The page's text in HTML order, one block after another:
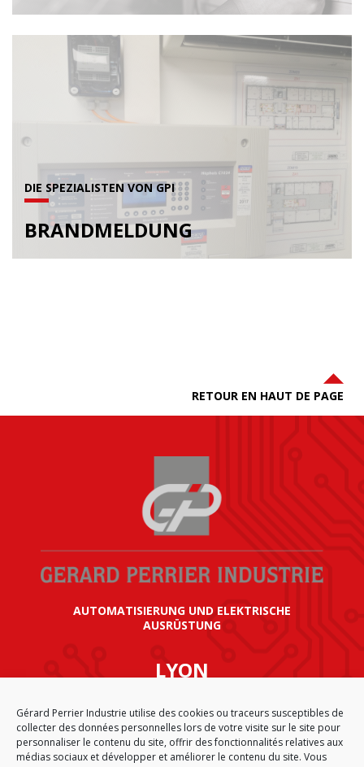
Gérard Perrier Industrie utilise des cookies ou traceurs susceptibles de
collecter des données personnelles lors de votre visite sur le site pour
personnaliser le contenu du site, offrir des fonctionnalités relatives aux
médias sociaux et développer et améliorer le contenu du site. Vous
DIE SPEZIALISTEN VON GPI
BRANDMELDUNG
RETOUR EN HAUT DE PAGE
AUTOMATISIERUNG UND ELEKTRISCHE
AUSRÜSTUNG
LYON
AIRPARC – 160 rue de Norvège
CS 50009
69125 LYON AÉROPORT SAINT EXUPÉRY